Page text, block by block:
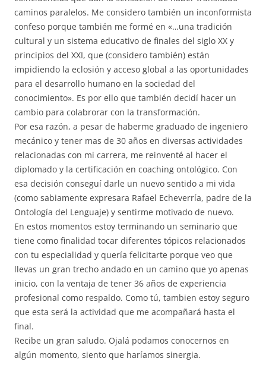
caminos paralelos. Me considero también un inconformista
confeso porque también me formé en «…una tradición
cultural y un sistema educativo de finales del siglo XX y
principios del XXI, que (considero también) están
impidiendo la eclosión y acceso global a las oportunidades
para el desarrollo humano en la sociedad del
conocimiento». Es por ello que también decidí hacer un
cambio para colabrorar con la transformación.
Por esa razón, a pesar de haberme graduado de ingeniero
mecánico y tener mas de 30 años en diversas actividades
relacionadas con mi carrera, me reinventé al hacer el
diplomado y la certificación en coaching ontológico. Con
esa decisión conseguí darle un nuevo sentido a mi vida
(como sabiamente expresara Rafael Echeverría, padre de la
Ontología del Lenguaje) y sentirme motivado de nuevo.
En estos momentos estoy terminando un seminario que
tiene como finalidad tocar diferentes tópicos relacionados
con tu especialidad y quería felicitarte porque veo que
llevas un gran trecho andado en un camino que yo apenas
inicio, con la ventaja de tener 36 años de experiencia
profesional como respaldo. Como tú, tambien estoy seguro
que esta será la actividad que me acompañará hasta el
final.
Recibe un gran saludo. Ojalá podamos conocernos en
algún momento, siento que haríamos sinergia.